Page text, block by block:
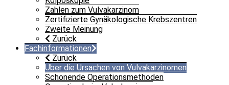
Zahlen zum Vulvakarzinom
Zertifizierte Gynäkologische Krebszentren
Zweite Meinung
Zurück
Fachinformationen
Zurück
Über die Ursachen von Vulvakarzinomen
Schonende Operationsmethoden